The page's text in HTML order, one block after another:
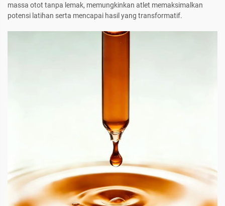
massa otot tanpa lemak, memungkinkan atlet memaksimalkan
potensi latihan serta mencapai hasil yang transformatif.